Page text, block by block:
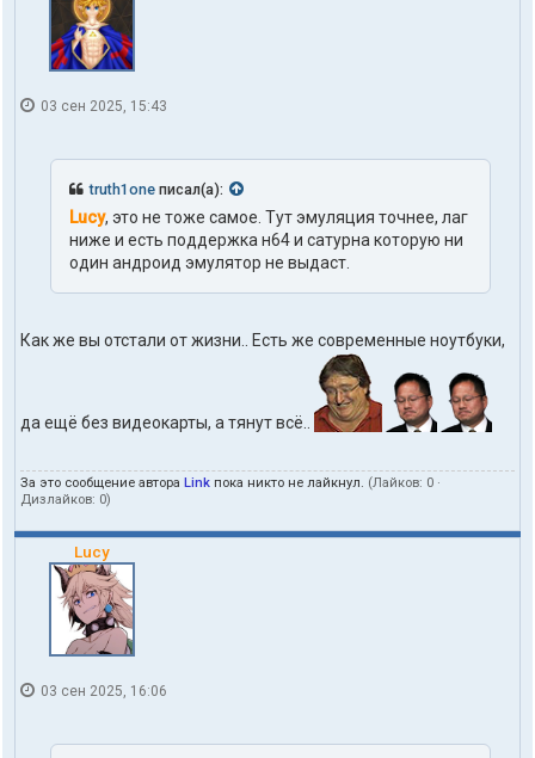
03 сен 2025, 15:43
truth1one писал(а):
Lucy, это не тоже самое. Тут эмуляция точнее, лаг
ниже и есть поддержка н64 и сатурна которую ни
один андроид эмулятор не выдаст.
Как же вы отстали от жизни.. Есть же современные ноутбуки,
да ещё без видеокарты, а тянут всё..
За это сообщение автора Link пока никто не лайкнул. (Лайков: 0 ·
Дизлайков: 0)
Lucy
03 сен 2025, 16:06